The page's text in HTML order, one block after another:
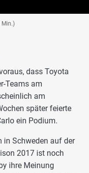
Min.)
dass Toyota
Teams am
am
später feierte
ein Podium.
in Schweden auf der
2017 ist noch
ihre Meinung